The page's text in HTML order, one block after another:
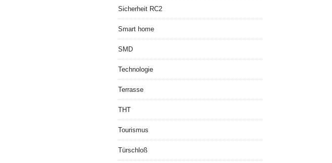
Sicherheit RC2
Smart home
SMD
Technologie
Terrasse
THT
Tourismus
Türschloß